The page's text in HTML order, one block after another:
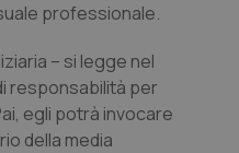
professionale.
– si legge nel
responsabilità per
egli potrà invocare
della media